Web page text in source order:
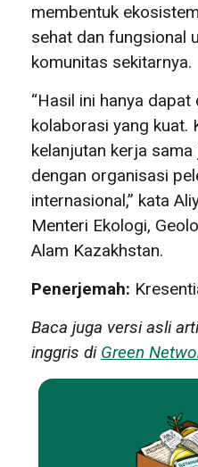
membentuk
sehat dan fungsional
komunitas sekitarnya.
“Hasil ini hanya
kolaborasi yang kuat.
kelanjutan kerja
dengan organisasi
internasional,” kata
Menteri Ekologi,
Alam Kazakhstan.
Penerjemah:
Baca juga versi asli
inggris di Green